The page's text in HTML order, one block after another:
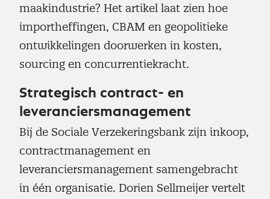
maakindustrie? Het artikel laat zien hoe
importheffingen, CBAM en geopolitieke
ontwikkelingen doorwerken in kosten,
sourcing en concurrentiekracht.
Strategisch contract- en
leveranciersmanagement
Bij de Sociale Verzekeringsbank zijn inkoop,
contractmanagement en
leveranciersmanagement samengebracht
in één organisatie. Dorien Sellmeijer vertelt